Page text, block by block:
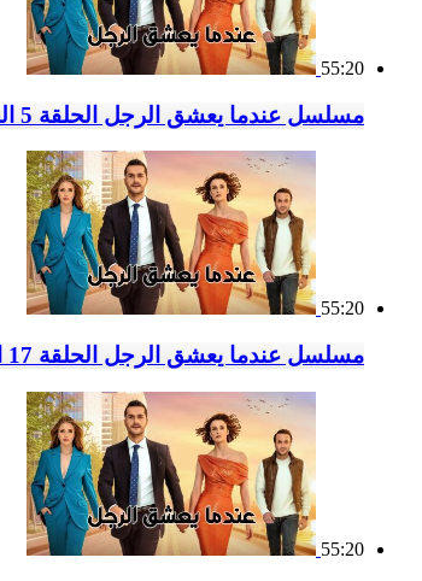
55:20
مسلسل عندما يعشق الرجل الحلقة 5 الخامسة مدبلج
55:20
مسلسل عندما يعشق الرجل الحلقة 17 السابعة عشر مدبلج
55:20